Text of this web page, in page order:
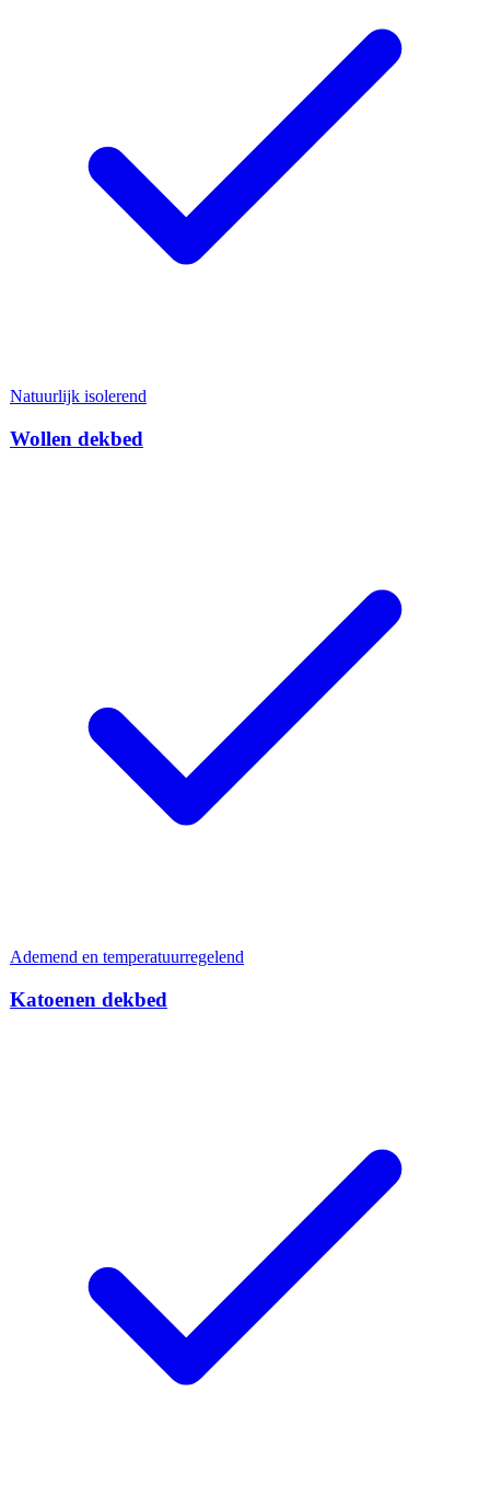
Natuurlijk isolerend
Wollen dekbed
Ademend en temperatuurregelend
Katoenen dekbed